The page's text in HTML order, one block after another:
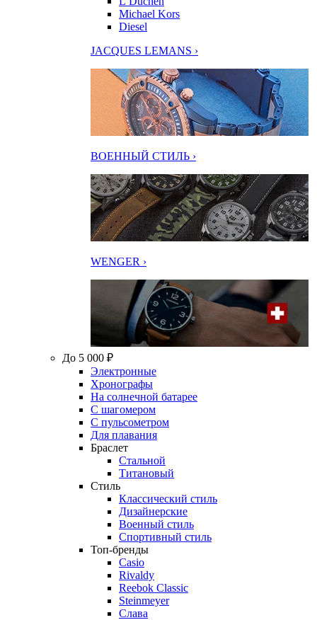
Michael Kors
Diesel
JACQUES LEMANS ›
ВОЕННЫЙ СТИЛЬ ›
WENGER ›
До 5 000 ₽
Электронные
Хронографы
На солнечной батарее
С шагомером
С пульсометром
Для плавания
Браслет
Стальной
Титановый
Стиль
Классический стиль
Дизайнерские
Военный стиль
Спортивный стиль
Топ-бренды
Casio
Rivaldy
Reebok Classic
Steinmeyer
Слава